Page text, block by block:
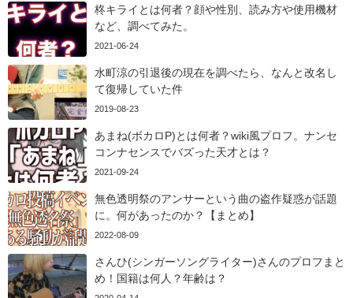
柊キライとは何者？顔や性別、読み方や使用機材
など、調べてみた。
2021-06-24
水町涼の引退後の現在を調べたら、なんと改名し
て復帰していた件
2019-08-23
あまね(ボカロP)とは何者？wiki風プロフ。ナンセ
コンナセンスでバズった天才とは？
2021-09-24
無色透明祭のアンサーという曲の盗作疑惑が話題
に。何があったのか？【まとめ】
2022-08-09
さんひ(シンガーソングライター)さんのプロフまと
め！国籍は何人？年齢は？